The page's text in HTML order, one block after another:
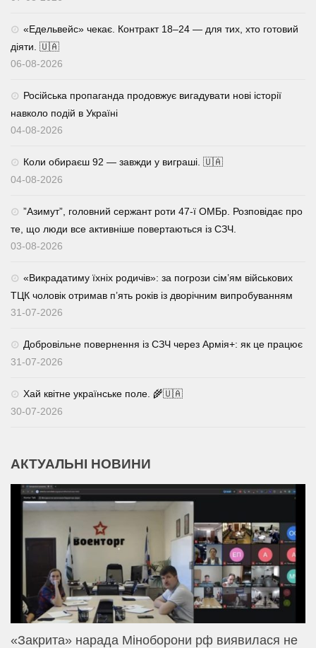
«Едельвейс» чекає. Контракт 18–24 — для тих, хто готовий
діяти. 🇺🇦
06-08-2026
Російська пропаганда продовжує вигадувати нові історії
навколо подій в Україні
04-08-2026
Коли обираєш 92 — завжди у виграші. 🇺🇦
04-08-2026
⁨”Азимут”, головний сержант роти 47-ї ОМБр. Розповідає про
те, що люди все активніше повертаються із СЗЧ.
03-08-2026
«Викрадатиму їхніх родичів»: за погрози сім’ям військових
ТЦК чоловік отримав п’ять років із дворічним випробуванням
31-07-2026
Добровільне повернення із СЗЧ через Армія+: як це працює
31-07-2026
Хай квітне українське поле. 🌾🇺🇦
30-07-2026
АКТУАЛЬНІ НОВИНИ
«Закрита» нарада Міноборони рф виявилася не